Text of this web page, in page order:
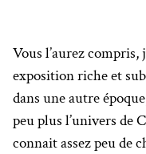
Vous l’aurez
exposition riche et
dans une autre
peu plus l’univers de
connait assez peu de